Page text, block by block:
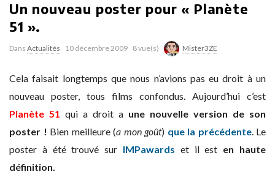
Un nouveau poster pour « Planète
51 ».
Dans Actualités 10 décembre 2009 8 vue(s) Mister3ZE
Cela faisait longtemps que nous n’avions pas eu droit à un
nouveau poster, tous films confondus. Aujourd’hui c’est
Planète 51 qui a droit a une nouvelle version de son
poster ! Bien meilleure (a mon goût) que la précédente. Le
poster à été trouvé sur IMPawards et il est en haute
définition.